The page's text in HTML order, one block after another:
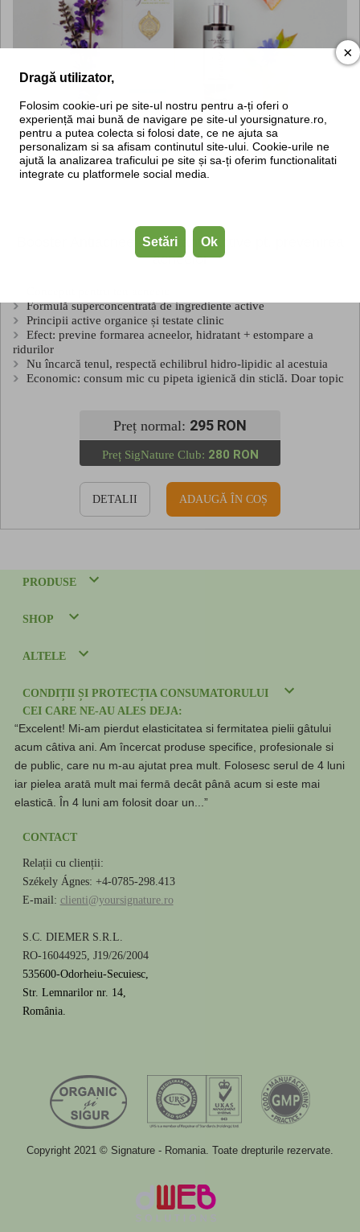
Booster Antiacnee - substanțe active pt. prevenirea
acneelor
Formulă superconcentrată de ingrediente active
Principii active organice și testate clinic
Efect: previne formarea acneelor, hidratant + estompare a
ridurilor
Nu încarcă tenul, respectă echilibrul hidro-lipidic al acestuia
Economic: consum mic cu pipeta igienică din sticlă. Doar topic
Preț normal: 295 RON
Preț SigNature Club: 280 RON
DETALII ADAUGĂ ÎN COȘ
PRODUSE
SHOP
ALTELE
CONDIȚII ȘI PROTECȚIA CONSUMATORULUI
CEI CARE NE-AU ALES DEJA:
“Excelent! Mi-am pierdut elasticitatea si fermitatea pielii gâtului
acum câtiva ani. Am încercat produse specifice, profesionale si
de public, care nu m-au ajutat prea mult. Folosesc serul de 4 luni
iar pielea aratā mult mai fermā decât pânā acum si este mai
elasticā. În 4 luni am folosit doar un...”
CONTACT
Relații cu clienții:
Székely Ágnes: +4-0785-298.413
E-mail: clienti@yoursignature.ro
S.C. DIEMER S.R.L.
RO-16044925, J19/26/2004
535600-Odorheiu-Secuiesc,
Str. Lemnarilor nr. 14,
România.
Copyright 2021 © Signature - Romania. Toate drepturile rezervate.
×
Dragă utilizator,
Folosim cookie-uri pe site-ul nostru pentru a-ți oferi o
experiență mai bună de navigare pe site-ul yoursignature.ro,
pentru a putea colecta si folosi date, ce ne ajuta sa
personalizam si sa afisam continutul site-ului. Cookie-urile ne
ajută la analizarea traficului pe site și sa-ți oferim functionalitati
integrate cu platformele social media.
Setări Ok